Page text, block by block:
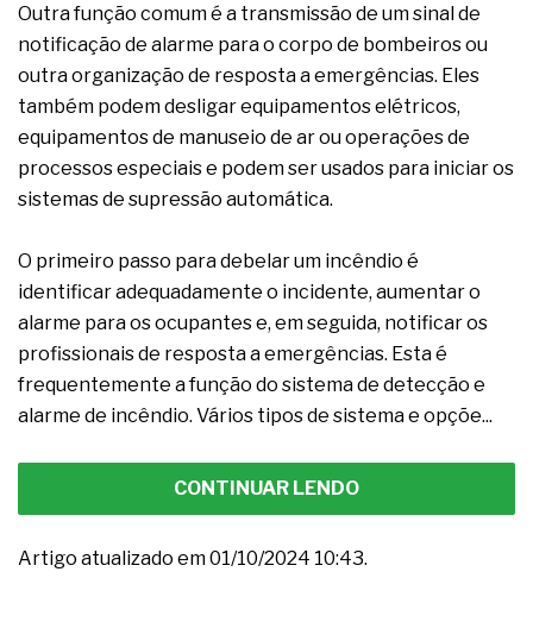
Outra função comum é a transmissão de um sinal de
notificação de alarme para o corpo de bombeiros ou
outra organização de resposta a emergências. Eles
também podem desligar equipamentos elétricos,
equipamentos de manuseio de ar ou operações de
processos especiais e podem ser usados para iniciar os
sistemas de supressão automática.
O primeiro passo para debelar um incêndio é
identificar adequadamente o incidente, aumentar o
alarme para os ocupantes e, em seguida, notificar os
profissionais de resposta a emergências. Esta é
frequentemente a função do sistema de detecção e
alarme de incêndio. Vários tipos de sistema e opçõe...
CONTINUAR LENDO
Artigo atualizado em 01/10/2024 10:43.